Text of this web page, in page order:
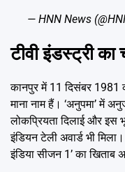
— HNN News
टीवी इंडस्ट्री का
कानपुर में 11 दिसंबर 1981
माना नाम हैं। ‘अनुपमा’ में
लोकप्रियता दिलाई और इस
इंडियन टेली अवार्ड भी
इंडिया सीजन 1’ का खिताब